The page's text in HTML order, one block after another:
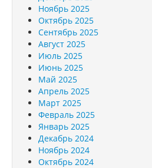
Ноябрь 2025
Октябрь 2025
Сентябрь 2025
Август 2025
Июль 2025
Июнь 2025
Май 2025
Апрель 2025
Март 2025
Февраль 2025
Январь 2025
Декабрь 2024
Ноябрь 2024
Октябрь 2024